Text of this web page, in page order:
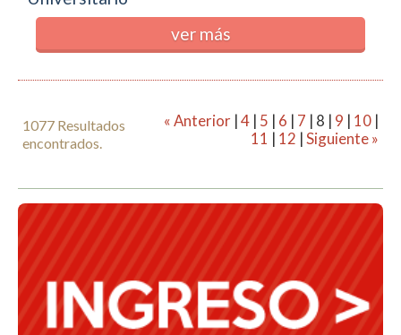
ver más
1077 Resultados
encontrados.
« Anterior |4 | 5 | 6 | 7 | 8 | 9 | 10 |
11 | 12 |Siguiente »